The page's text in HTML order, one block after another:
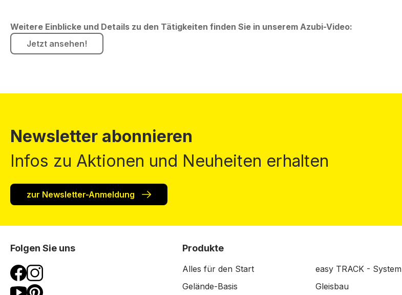
Weitere Einblicke und Details zu den Tätigkeiten finden Sie in unserem Azubi-Video:
Jetzt ansehen!
Newsletter abonnieren
Infos zu Aktionen und Neuheiten erhalten
zur Newsletter-Anmeldung
Folgen Sie uns Produkte
Alles für den Start
easy TRACK - System
Gelände-Basis
Gleisbau